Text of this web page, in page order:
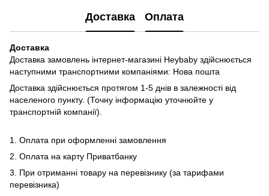
Доставка Оплата
Доставка
Доставка замовлень інтернет-магазині Heybaby здійснюється
наступними транспортними компаніями: Нова пошта
Доставка здійснюється протягом 1-5 днів в залежності від
населеного пункту. (Точну інформацію уточнюйте у
транспортній компанії).
1. Оплата при оформленні замовлення
2. Оплата на карту Приватбанку
3. При отриманні товару на перевізнику (за тарифами
перевізника)